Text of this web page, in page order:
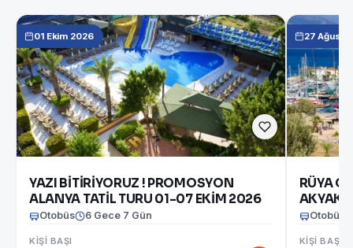
01 Ekim 2026
YAZI BİTİRİYORUZ ! PROMOSYON
ALANYA TATİL TURU 01-07 EKİM 2026
Otobüs 6 Gece 7 Gün
KIŞI BAŞI
27
RÜYA
AKYAKA -
2026
Otobüs
KIŞI BAŞI